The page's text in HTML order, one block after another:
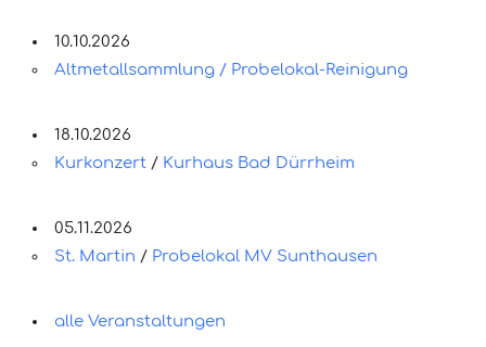
10.10.2026
Altmetallsammlung / Probelokal-Reinigung
18.10.2026
Kurkonzert / Kurhaus Bad Dürrheim
05.11.2026
St. Martin / Probelokal MV Sunthausen
alle Veranstaltungen